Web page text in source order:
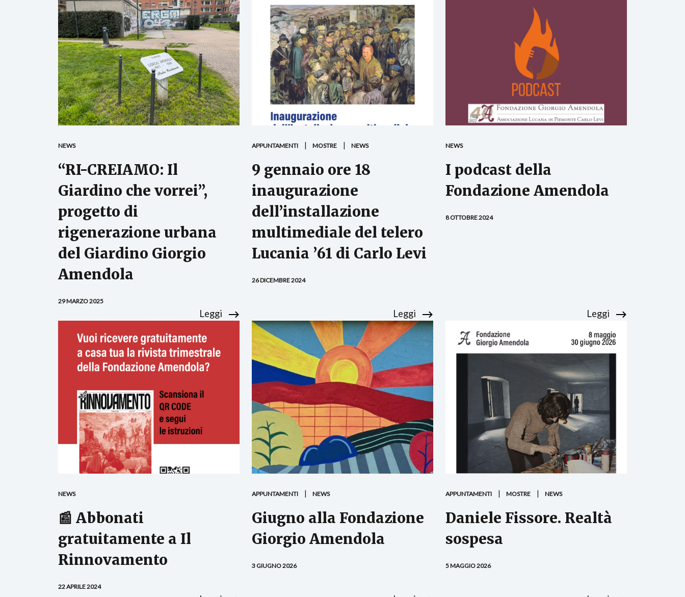
NEWS
“RI-CREIAMO: Il
Giardino che vorrei”,
progetto di
rigenerazione urbana
del Giardino Giorgio
Amendola
29 MARZO 2025
Leggi
APPUNTAMENTI MOSTRE NEWS
9 gennaio ore 18
inaugurazione
dell’installazione
multimediale del telero
Lucania ’61 di Carlo Levi
26 DICEMBRE 2024
Leggi
NEWS
I podcast della
Fondazione Amendola
8 OTTOBRE 2024
Leggi
NEWS
📰 Abbonati
gratuitamente a Il
Rinnovamento
22 APRILE 2024
APPUNTAMENTI NEWS
Giugno alla Fondazione
Giorgio Amendola
3 GIUGNO 2026
APPUNTAMENTI MOSTRE NEWS
Daniele Fissore. Realtà
sospesa
5 MAGGIO 2026